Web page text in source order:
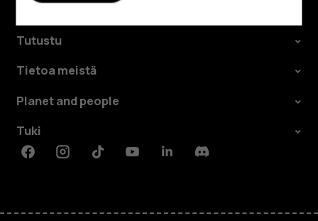
Tutustu
Tietoa meistä
Planet and people
Tuki
FacebookInstagramTiktokYoutubeLinkedinDiscord